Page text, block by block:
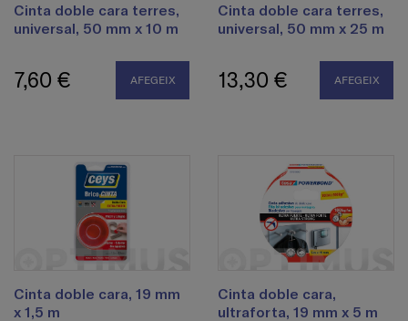
Cinta doble cara terres,
universal, 50 mm x 10 m
7,60 € AFEGEIX
Cinta doble cara terres,
universal, 50 mm x 25 m
13,30 € AFEGEIX
Cinta doble cara, 19 mm
x 1,5 m
Cinta doble cara,
ultraforta, 19 mm x 5 m